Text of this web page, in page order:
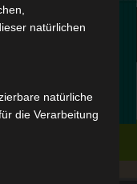
natürlichen
natürliche
die Verarbeitung